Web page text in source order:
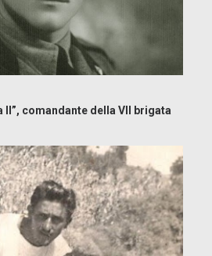
II”, comandante della VII brigata